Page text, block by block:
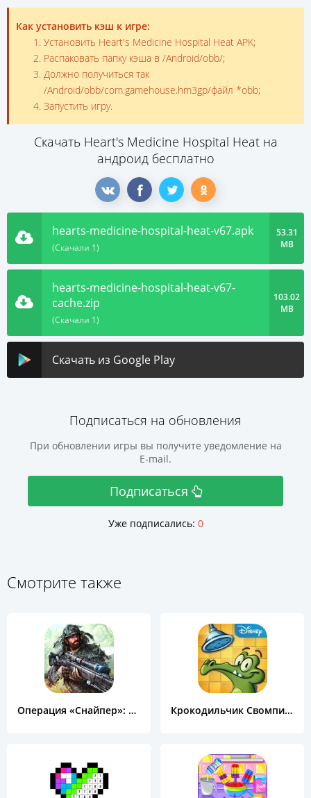
Как установить кэш к игре:
Установить Heart's Medicine Hospital Heat APK;
Распаковать папку кэша в /Android/obb/;
Должно получиться так
/Android/obb/com.gamehouse.hm3gp/файл *obb;
Запустить игру.
Скачать Heart's Medicine Hospital Heat на
андроид бесплатно
hearts-medicine-hospital-heat-v67.apk
(Скачали 1)
53.31
MB
hearts-medicine-hospital-heat-v67-
cache.zip
(Скачали 1)
103.02
MB
Скачать из Google Play
Подписаться на обновления
При обновлении игры вы получите уведомление на
E-mail.
Подписаться
Уже подписались: 0
Смотрите также
Операция «Снайпер»: Топ 3D шутер Крокодильчик Свомпи Free